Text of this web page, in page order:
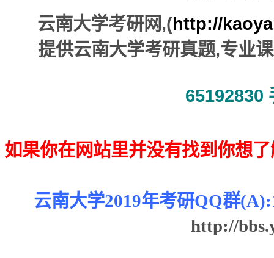
云南大学考研网,(http://
提供云南大学考研真题,专业
65192830
如果你在网站里并没有找到你想
云南大学2019年考研QQ群
http://